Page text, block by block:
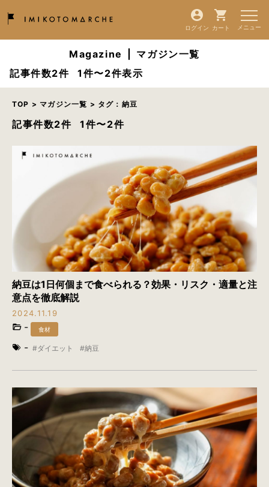
ログイン カート
Magazine
マガジン一覧
記事件数2件
1件〜2件表示
TOP > マガジン一覧 > タグ：納豆
記事件数2件 1件〜2件
納豆は1日何個まで食べられる？効果・リスク・適量と注
意点を徹底解説
2024.11.19
- 食材
- ダイエット 納豆